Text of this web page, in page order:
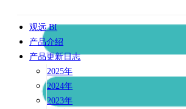
观远 BI
产品介绍
产品更新日志
2025年
2024年
2023年